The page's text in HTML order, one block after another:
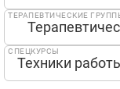
ТЕРАПЕВТИЧЕСКИЕ
СПЕЦКУРСЫ